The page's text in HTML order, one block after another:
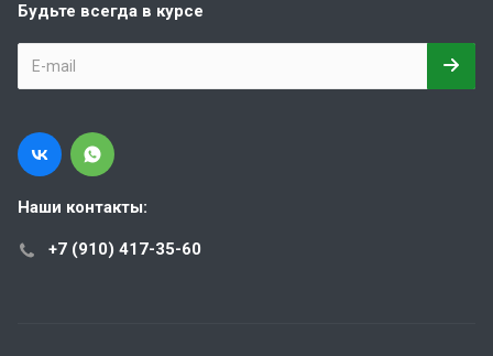
Будьте всегда в курсе
Наши контакты:
+7 (910) 417-35-60